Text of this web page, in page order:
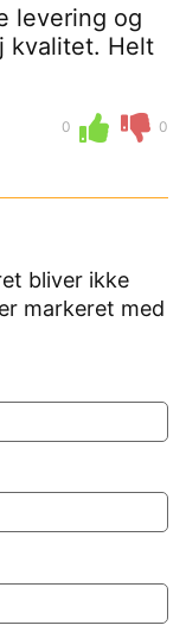
levering og
kvalitet. Helt
0 0
bliver ikke
markeret med